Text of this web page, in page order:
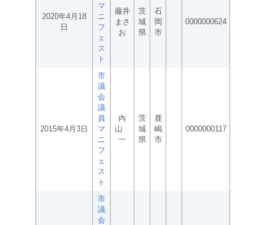
2020年4月18
日
マ
ニ
フ
ェ
ス
ト
藤井
まさ
お
茨
城
県
石
岡
市
0000000624
2015年4月3日
市
議
会
議
員
マ
ニ
フ
ェ
ス
ト
内
山
一
茨
城
県
鹿
嶋
市
0000000117
市
議
会